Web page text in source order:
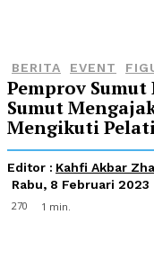
BERITA EVENT
Pemprov
Sumut
Mengikuti
Editor : Kahfi Akbar
Rabu, 8 Februari 2023
270 1 min.